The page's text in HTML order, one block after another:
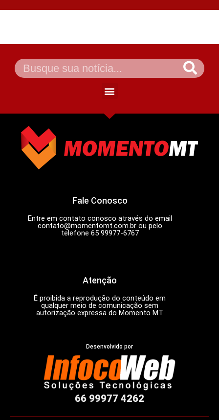
Fale Conosco
Entre em contato conosco através do email
contato@momentomt.com.brou pelo
telefone 65 99977-6767
Atenção
É proibida a reprodução do conteúdo em
qualquer meio de comunicação sem
autorização expressa do Momento MT.
Desenvolvido por
66 99977 4262